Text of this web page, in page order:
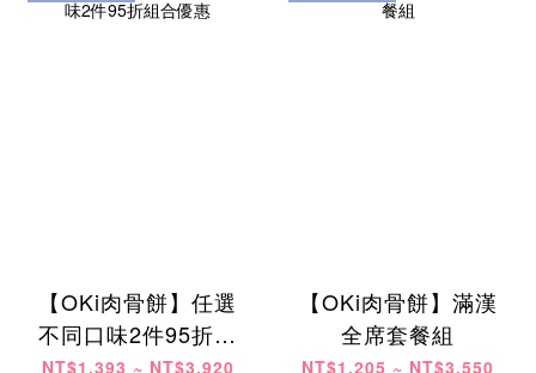
【OKi肉骨餅】任選
不同口味2件95折組
合優惠
NT$1,393 ~ NT$3,920
【OKi肉骨餅】滿漢
全席套餐組
NT$1,205 ~ NT$3,550